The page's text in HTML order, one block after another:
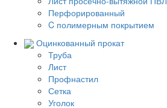
Перфорированный
C полимерным покрытием
Оцинкованный прокат
Труба
Лист
Профнастил
Сетка
Уголок